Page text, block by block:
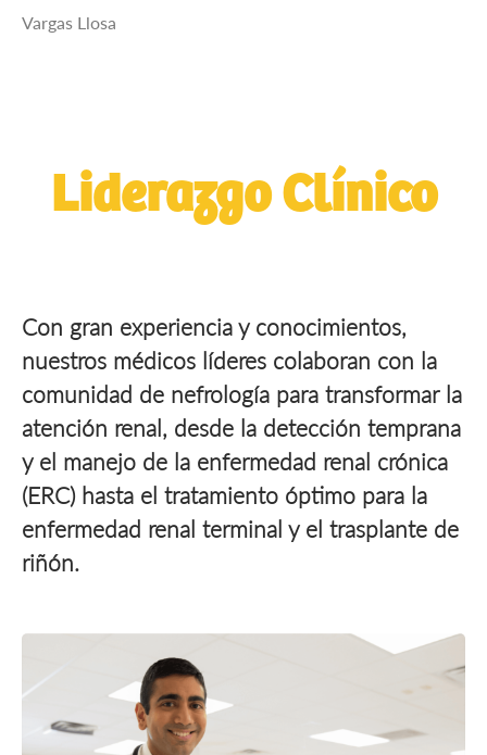
Vargas Llosa
Liderazgo Clínico
Con gran experiencia y conocimientos,
nuestros médicos líderes colaboran con la
comunidad de nefrología para transformar la
atención renal, desde la detección temprana
y el manejo de la enfermedad renal crónica
(ERC) hasta el tratamiento óptimo para la
enfermedad renal terminal y el trasplante de
riñón.